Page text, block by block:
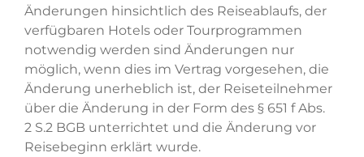
Änderungen hinsichtlich des Reiseablaufs, der
verfügbaren Hotels oder Tourprogrammen
notwendig werden sind Änderungen nur
möglich, wenn dies im Vertrag vorgesehen, die
Änderung unerheblich ist, der Reiseteilnehmer
über die Änderung in der Form des § 651 f Abs.
2 S.2 BGB unterrichtet und die Änderung vor
Reisebeginn erklärt wurde.